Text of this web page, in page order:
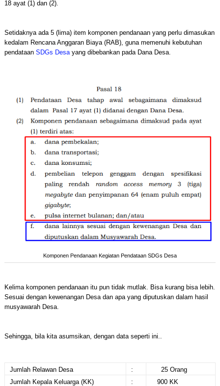
18 ayat (1) dan (2).
Setidaknya ada 5 (lima) item komponen pendanaan yang perlu dimasukan
kedalam Rencana Anggaran Biaya (RAB), guna memenuhi kebutuhan
pendataan SDGs Desayang dibebankan pada Dana Desa.
Komponen Pendanaan Kegiatan Pendataan SDGs Desa
Kelima komponen pendanaan itu pun tidak mutlak. Bisa kurang bisa lebih.
Sesuai dengan kewenangan Desa dan apa yang diputuskan dalam hasil
musyawarah Desa.
Sehingga, bila kita asumsikan, dengan data seperti ini..
Jumlah Relawan Desa :
25 Orang
Jumlah Kepala Keluarga (KK)
:
900 KK